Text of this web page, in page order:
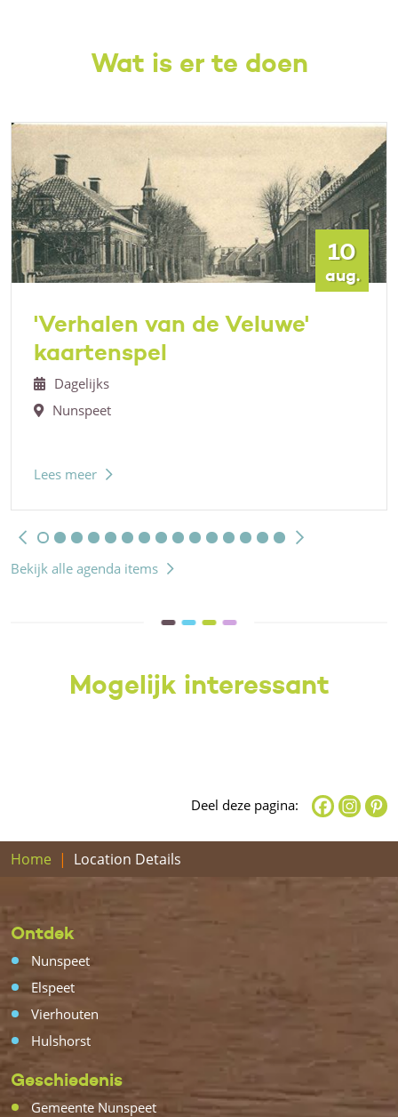
Wat is er te doen
10
aug.
'Verhalen van de Veluwe'
kaartenspel
Dagelijks
Nunspeet
Lees meer
Bekijk alle agenda items
Mogelijk interessant
Deel deze pagina:
Home Location Details
Ontdek
Nunspeet
Elspeet
Vierhouten
Hulshorst
Geschiedenis
Gemeente Nunspeet